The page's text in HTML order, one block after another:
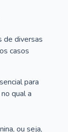
de diversas
casos
para
qual a
ou seja,